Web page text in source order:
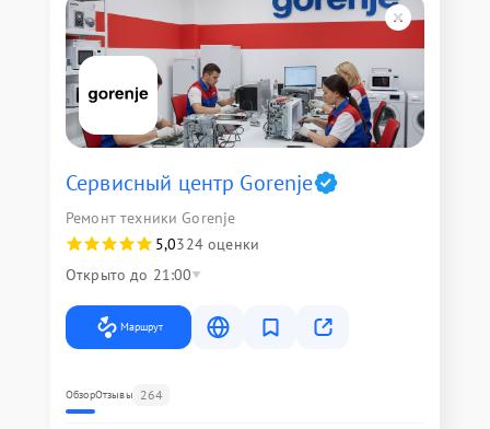
Сервисный центр Gorenje
Ремонт техники Gorenje
5,0324 оценки
Открыто до 21:00
Маршрут
ОбзорОтзывы 264